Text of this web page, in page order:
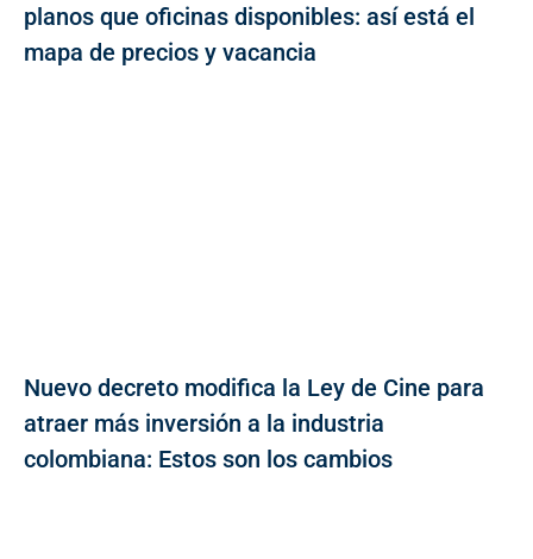
planos que oficinas disponibles: así está el
mapa de precios y vacancia
Nuevo decreto modifica la Ley de Cine para
atraer más inversión a la industria
colombiana: Estos son los cambios